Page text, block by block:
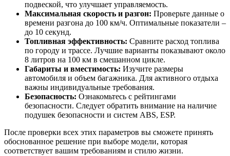
подвеской, что улучшает управляемость.
Максимальная скорость и разгон: Проверьте данные о
времени разгона до 100 км/ч. Оптимальные показатели –
до 10 секунд.
Топливная эффективность: Сравните расход топлива
по городу и трассе. Лучшие варианты показывают около
8 литров на 100 км в смешанном цикле.
Габариты и вместимость: Изучите размеры
автомобиля и объем багажника. Для активного отдыха
важны индивидуальные требования.
Безопасность: Ознакомьтесь с рейтингами
безопасности. Следует обратить внимание на наличие
подушек безопасности и систем ABS, ESP.
После проверки всех этих параметров вы сможете принять
обоснованное решение при выборе модели, которая
соответствует вашим требованиям и стилю жизни.